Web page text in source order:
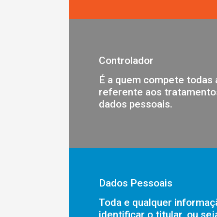
Controlador
É a quem compete todas
referente aos
dados pessoais.
Dados Pessoais
Toda e qualquer
identificar o titular, ou